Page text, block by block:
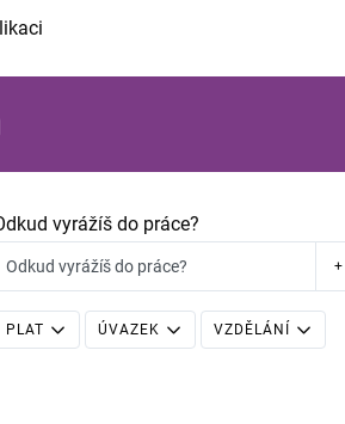
vyrážíš do práce?
Odkud vyrážíš do práce?
PLAT ÚVAZEK VZDĚLÁNÍ